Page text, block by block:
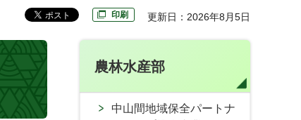
印刷 更新日：2026年8月5日
農林水産部
中山間地域保全パートナ